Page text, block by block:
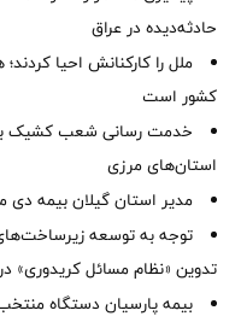
حادثه‌دیده در عراق
ملل را کارکنانش احیا
کشور است
خدمت رسانی شعب کشیک
استان‌‌های مرزی
‌مدیر استان گیلان بیمه
توجه به توسعه
تدوین «نظام مسائل کریدوری»
بیمه پارسیان دستگاه